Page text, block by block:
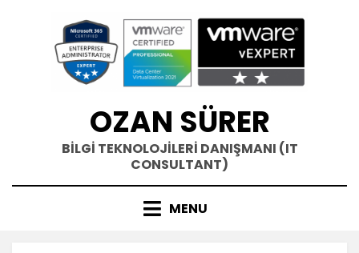
OZAN SÜRER
BİLGİ TEKNOLOJİLERİ DANIŞMANI (IT
CONSULTANT)
MENU